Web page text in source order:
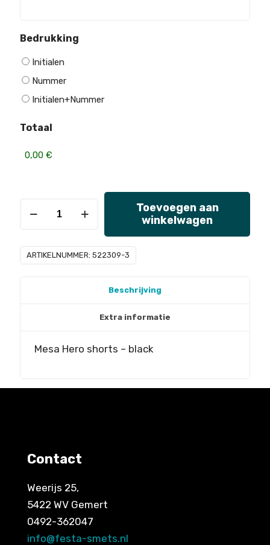
Bedrukking
Initialen
Nummer
Initialen+Nummer
Totaal
Hero
Toevoegen aan
winkelwagen
ARTIKELNUMMER: 522309-3
Beschrijving
Extra informatie
Mesa Hero shorts – black
Contact
Weerijs 25,
5422 WV Gemert
0492-362047
info@festa-smets.nl